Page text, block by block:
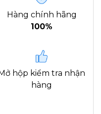
Hàng chính hãng
100%
hộp kiểm tra nhận
hàng